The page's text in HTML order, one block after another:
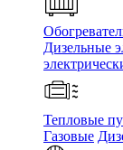
Дизельные
Тепловые
Газовые